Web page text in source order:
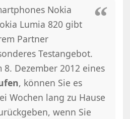
Nokia
Lumia 820 gibt
Partner
Testangebot.
8. Dezember 2012 eines
, können Sie es
Wochen lang zu Hause
wenn Sie